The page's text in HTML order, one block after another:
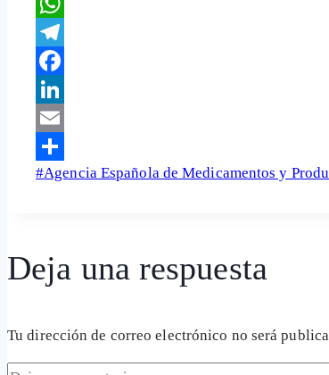
WhatsApp
Telegram
Facebook
LinkedIn
Email
Share
Etiquetas
#Agencia Española de Medicamentos y
Deja una respuesta
Tu dirección de correo electrónico no será